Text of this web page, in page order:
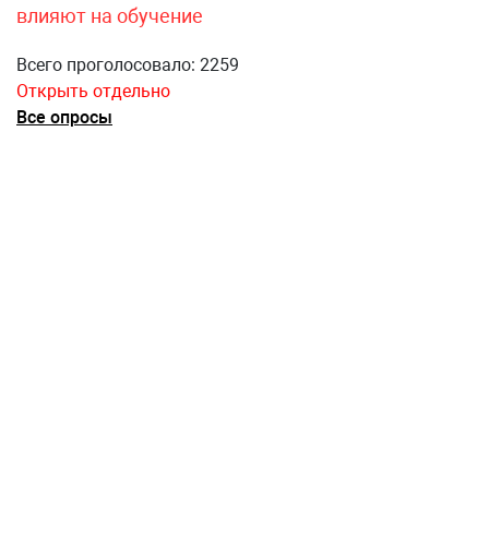
влияют на обучение
Всего проголосовало: 2259
Открыть отдельно
Все опросы